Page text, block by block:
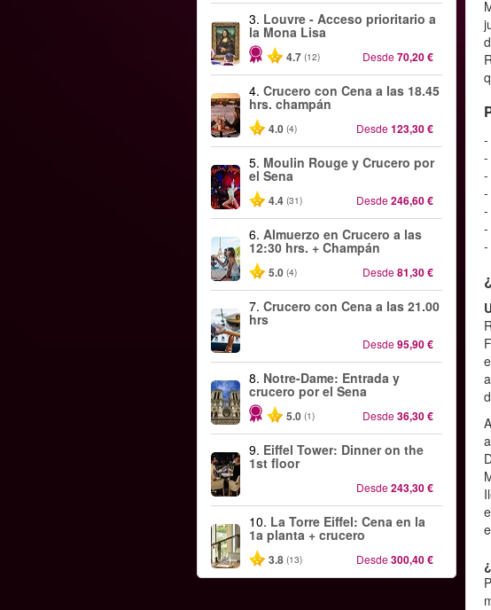
3. Louvre - Acceso prioritario a
la Mona Lisa
4.7 (12) Desde70,20 €
4. Crucero con Cena a las 18.45
hrs. champán
4.0 (4) Desde123,30 €
5. Moulin Rouge y Crucero por
el Sena
4.4 (31) Desde246,60 €
6. Almuerzo en Crucero a las
12:30 hrs. + Champán
5.0 (4) Desde81,30 €
7. Crucero con Cena a las 21.00
hrs
Desde95,90 €
8. Notre-Dame: Entrada y
crucero por el Sena
5.0 (1) Desde36,30 €
9. Eiffel Tower: Dinner on the
1st floor
Desde243,30 €
10. La Torre Eiffel: Cena en la
1a planta + crucero
3.8 (13) Desde300,40 €